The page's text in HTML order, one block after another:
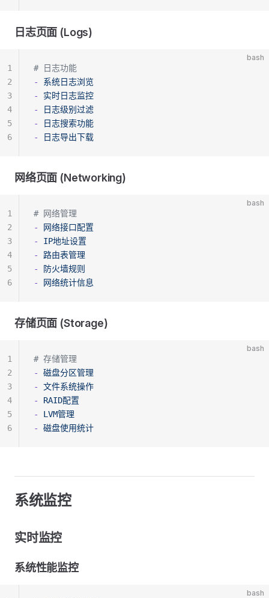
日志页面 (Logs)
bash
# 日志功能
-
系统日志浏览
-
实时日志监控
-
日志级别过滤
-
日志搜索功能
-
日志导出下载
1
2
3
4
5
6
网络页面 (Networking)
bash
# 网络管理
-
网络接口配置
-
IP地址设置
-
路由表管理
-
防火墙规则
-
网络统计信息
1
2
3
4
5
6
存储页面 (Storage)
bash
# 存储管理
-
磁盘分区管理
-
文件系统操作
-
RAID配置
-
LVM管理
-
磁盘使用统计
1
2
3
4
5
6
系统监控
实时监控
系统性能监控
bash